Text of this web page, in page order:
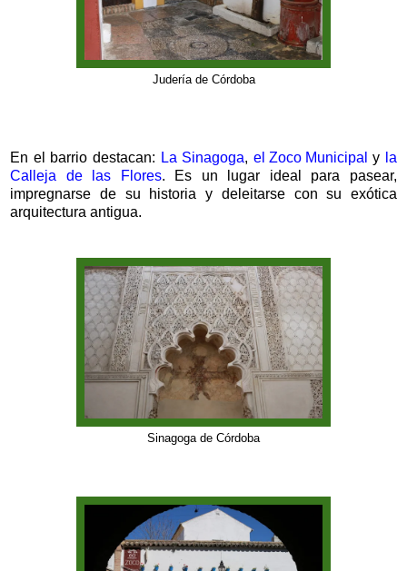
Judería de Córdoba
En el barrio destacan: La Sinagoga, el Zoco Municipal y la
Calleja de las Flores. Es un lugar ideal para pasear,
impregnarse de su historia y deleitarse con su exótica
arquitectura antigua.
Sinagoga de Córdoba